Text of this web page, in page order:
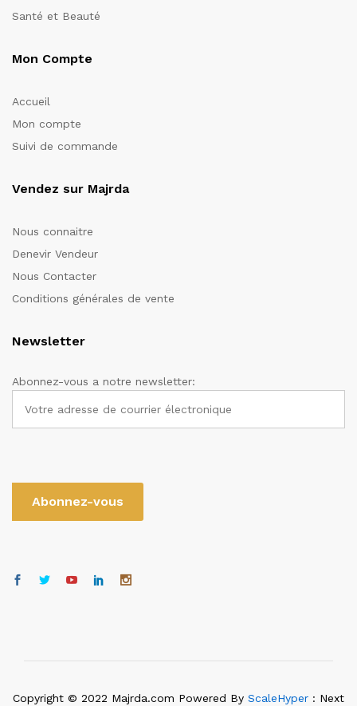
Santé et Beauté
Mon Compte
Accueil
Mon compte
Suivi de commande
Vendez sur Majrda
Nous connaitre
Denevir Vendeur
Nous Contacter
Conditions générales de vente
Newsletter
Abonnez-vous a notre newsletter:
Copyright © 2022 Majrda.com Powered By ScaleHyper : Next